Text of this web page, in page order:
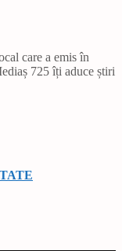
care a emis în
725 îți aduce știri